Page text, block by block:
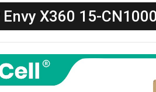
Envy X360 15-